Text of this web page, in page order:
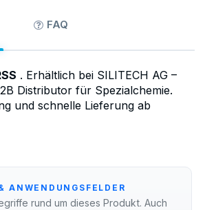
FAQ
. Erhältlich bei SILITECH AG –
Distributor für Spezialchemie.
und schnelle Lieferung ab
ANWENDUNGSFELDER
rund um dieses Produkt. Auch